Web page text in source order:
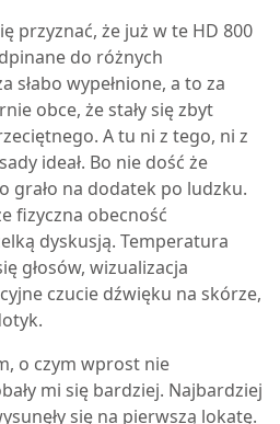
przyznać, że już w te HD 800
do różnych
słabo wypełnione, a to za
obce, że stały się zbyt
A tu ni z tego, ni z
ideał. Bo nie dość że
grało na dodatek po ludzku.
fizyczna obecność
dyskusją. Temperatura
głosów, wizualizacja
czucie dźwięku na skórze,
o czym wprost nie
mi się bardziej. Najbardziej
się na pierwszą lokatę.